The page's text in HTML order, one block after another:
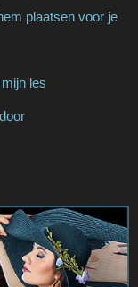
plaatsen voor je
les